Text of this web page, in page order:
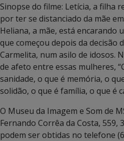
Sinopse do filme: Letícia, a filha
por ter se distanciado da mãe
Heliana, a mãe, está encarando
que começou depois da decisão
Carmelita, num asilo de idosos.
de afeto entre essas mulheres,
sanidade, o que é memória, o
solidão, o que é família, o que é
O Museu da Imagem e Som de
Fernando Corrêa da Costa, 559,
podem ser obtidas no telefone